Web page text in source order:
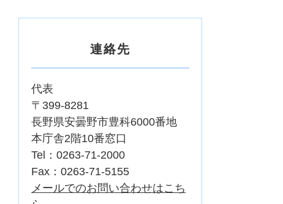
連絡先
代表
〒399-8281
長野県安曇野市豊科6000番地
本庁舎2階10番窓口
Tel：0263-71-2000
Fax：0263-71-5155
メールでのお問い合わせはこち